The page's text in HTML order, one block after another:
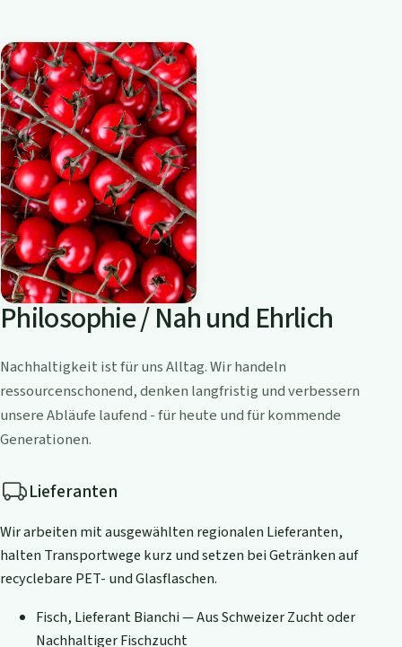
Philosophie / Nah und Ehrlich
Nachhaltigkeit ist für uns Alltag. Wir handeln
ressourcenschonend, denken langfristig und verbessern
unsere Abläufe laufend - für heute und für kommende
Generationen.
Lieferanten
Wir arbeiten mit ausgewählten regionalen Lieferanten,
halten Transportwege kurz und setzen bei Getränken auf
recyclebare PET- und Glasflaschen.
Fisch, Lieferant Bianchi — Aus Schweizer Zucht oder
Nachhaltiger Fischzucht